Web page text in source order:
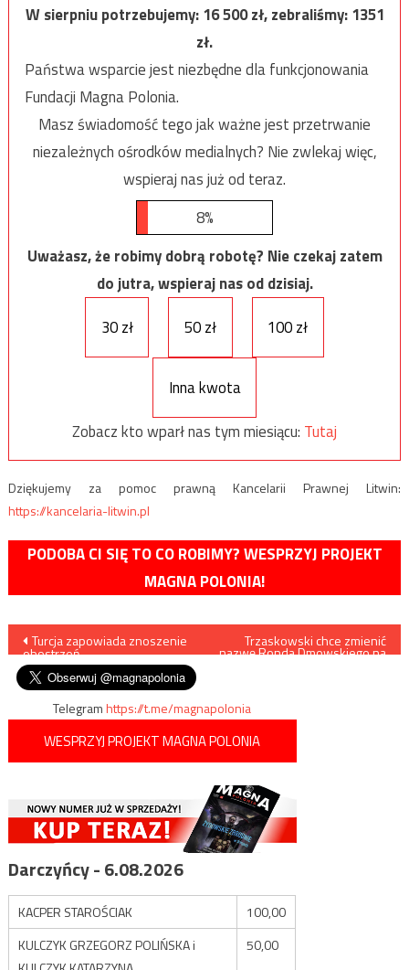
W sierpniu potrzebujemy:16 500zł, zebraliśmy:1351
zł.
Państwa wsparcie jest niezbędne dla funkcjonowania
Fundacji Magna Polonia.
Masz świadomość tego jak ważne jest przetrwanie
niezależnych ośrodków medialnych? Nie zwlekaj więc,
wspieraj nas już od teraz.
8%
Uważasz, że robimy dobrą robotę? Nie czekaj zatem
do jutra, wspieraj nas od dzisiaj.
30 zł
50 zł 100 zł
Inna kwota
Zobacz kto wparł nas tym miesiącu: Tutaj
Dziękujemy za pomoc prawną Kancelarii Prawnej Litwin:
https://kancelaria-litwin.pl
PODOBA CI SIĘ TO CO ROBIMY? WESPRZYJ PROJEKT
MAGNA POLONIA!
Nawigacja
wpisu
Turcja zapowiada znoszenie
obostrzeń
Trzaskowski chce zmienić
nazwę Ronda Dmowskiego na
Telegramhttps://t.me/magnapolonia
WESPRZYJ PROJEKT MAGNA POLONIA
Darczyńcy - 6.08.2026
KACPER STAROŚCIAK
100,00
KULCZYK GRZEGORZ POLIŃSKA i
50,00